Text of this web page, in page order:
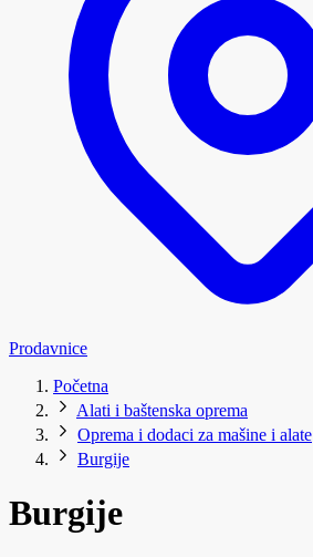
Prodavnice
Početna
Alati i baštenska oprema
Oprema i dodaci za mašine i alate
Burgije
Burgije